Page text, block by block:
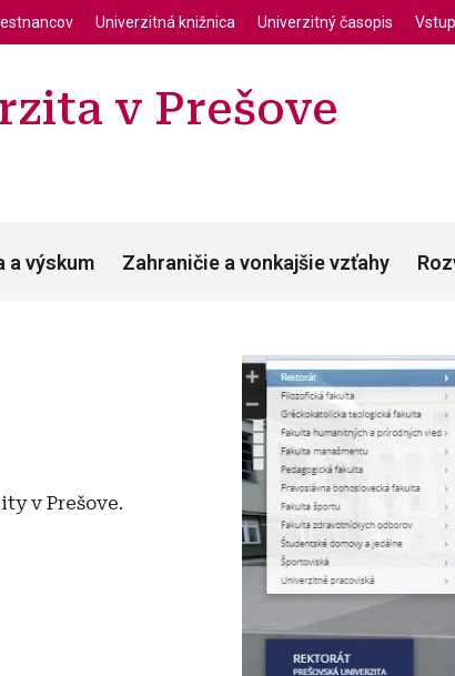
Skočiť na hlavný obsah
Univerzitná knižnica Univerzitný časopis
v Prešove
a výskum Zahraničie a vonkajšie vzťahy
v Prešove.